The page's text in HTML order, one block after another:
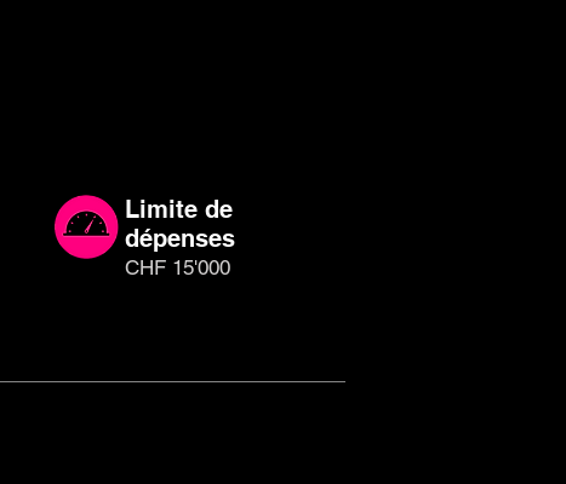
Limite de
dépenses
CHF 15'000